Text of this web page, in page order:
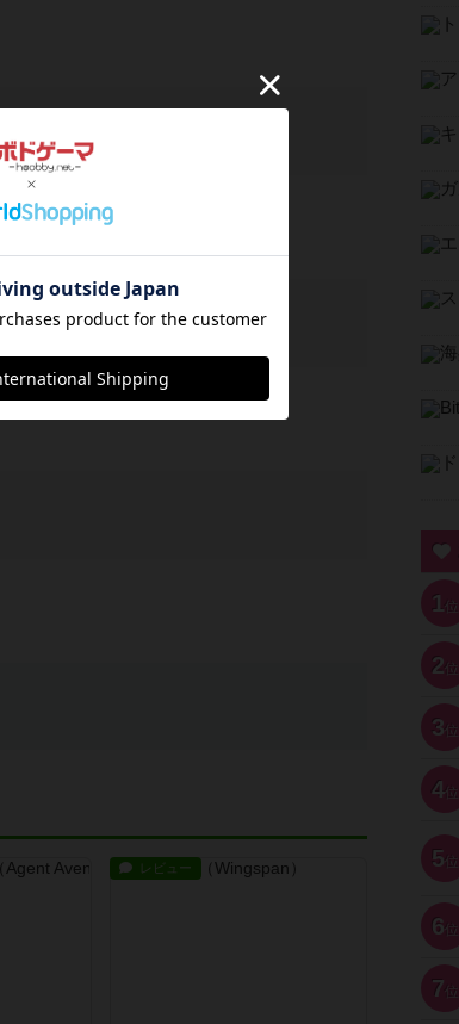
レビュー
1 位
2 位
3 位
4位
5 位
6 位
7 位